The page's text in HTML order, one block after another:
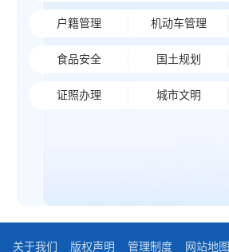
户籍管理 机动车管理
食品安全 国土规划
证照办理 城市文明
关于我们 版权声明 管理制度 网站地图